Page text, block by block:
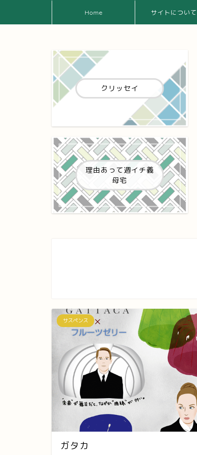
Home サイトについて
クリッセイ
理由あって週イチ義
母宅
サスペンス
ガタカ